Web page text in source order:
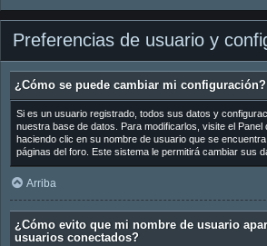
Preferencias de usuario y
¿Cómo se puede cambiar mi configuración?
Si es un usuario registrado, todos sus datos y
nuestra base de datos. Para modificarlos, visite el Panel
haciendo clic en su nombre de usuario que se
páginas del foro. Este sistema le permitirá cambiar sus
Arriba
¿Cómo evito que mi nombre de usuario
usuarios conectados?